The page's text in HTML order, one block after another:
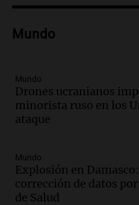
homenaje al
Episodios
recolección de
Panorama Federal
Episodios
Audio.
frente al Perito
Turno Noche
Episodios
Audio.
Mundo
Mundo
Drones ucranianos
minorista ruso en los
ataque
Mundo
Explosión en
corrección de datos
de Salud